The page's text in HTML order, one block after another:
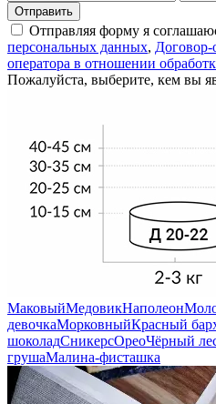
Отправить
Отправляя форму я
персональных данных, Договор-
оператора в отношении
Пожалуйста, выберите, кем вы
МаковыйМедовикНаполеон
девочкаМорковныйКрасный
шоколадСникерсОреоЧёрный
грушаМалина-фисташка